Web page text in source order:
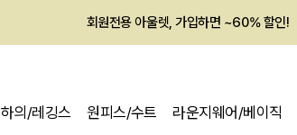
회원전용 아울렛, 가입하면 ~60% 할인!
하의/레깅스 원피스/수트 라운지웨어/베이직